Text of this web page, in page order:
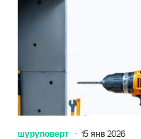
шуруповерт 15 янв 2026